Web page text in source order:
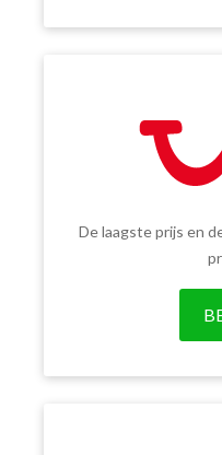
De laagste prijs en